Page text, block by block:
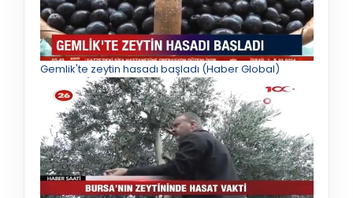
Gemlik'te zeytin hasadı başladı (Haber Global)